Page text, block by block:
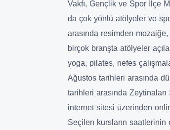
Vakfı, Gençlik ve Spor İlçe
da çok yönlü atölyeler ve
arasında resimden
birçok branşta atölyeler
yoga, pilates, nefes
Ağustos tarihleri arasında
tarihleri arasında
internet sitesi üzerinden
Seçilen kursların saatlerinin